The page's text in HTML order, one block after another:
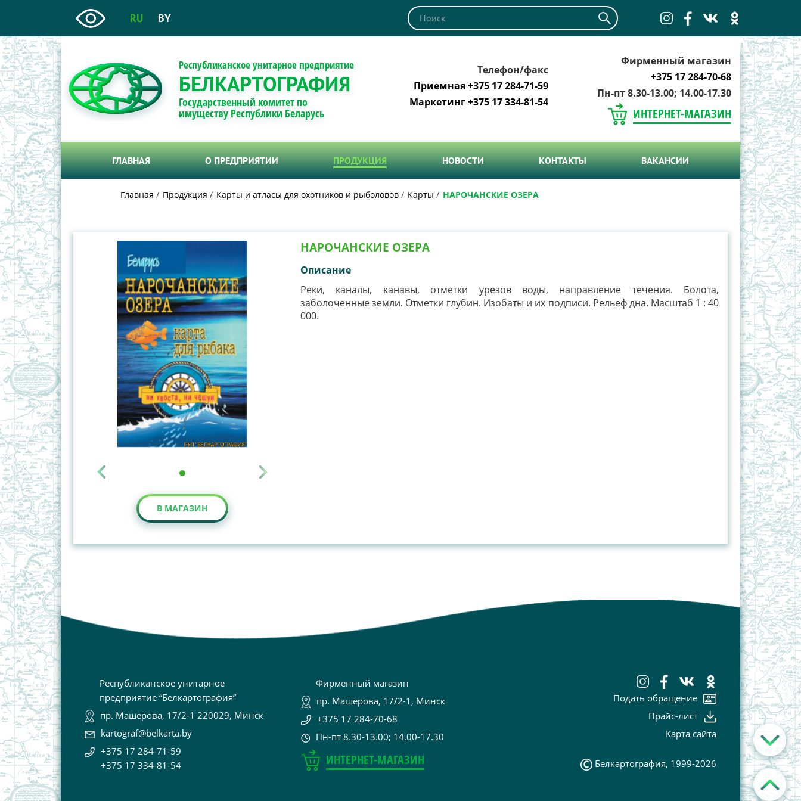
RU BY
Республиканское унитарное предприятие
БЕЛКАРТОГРАФИЯ
Государственный комитет по
имуществу Республики Беларусь
Телефон/факс
Приемная +375 17 284-71-59
Маркетинг +375 17 334-81-54
Фирменный магазин
+375 17 284-70-68
Пн-пт 8.30-13.00; 14.00-17.30
ИНТЕРНЕТ-МАГАЗИН
ГЛАВНАЯ О ПРЕДПРИЯТИИ ПРОДУКЦИЯ НОВОСТИ КОНТАКТЫ ВАКАНСИИ
Главная Продукция Карты и атласы для охотников и рыболовов Карты НАРОЧАНСКИЕ ОЗЕРА
В МАГАЗИН
НАРОЧАНСКИЕ ОЗЕРА
Описание
Реки, каналы, канавы, отметки урезов воды, направление течения. Болота,
заболоченные земли. Отметки глубин. Изобаты и их подписи. Рельеф дна. Масштаб 1 : 40
000.
Республиканское унитарное
предприятие “Белкартография”
пр. Машерова, 17/2-1 220029, Минск
kartograf@belkarta.by
+375 17 284-71-59
+375 17 334-81-54
Фирменный магазин
пр. Машерова, 17/2-1, Минск
+375 17 284-70-68
Пн-пт 8.30-13.00; 14.00-17.30
ИНТЕРНЕТ-МАГАЗИН
Подать обращение
Прайс-лист
Карта сайта
Белкартография, 1999-2026